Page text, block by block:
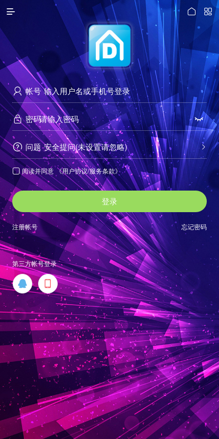
 

 帐号
 密码 
 问题 
安全提问(未设置请忽略)
 阅读并同意 《用户协议/服务条款》
登录
忘记密码
注册帐号
第三方帐号登录
 